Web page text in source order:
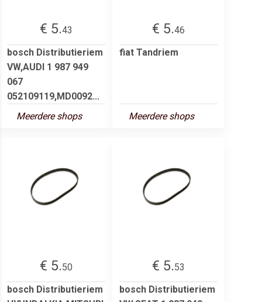
€ 5.43
bosch Distributieriem
VW,AUDI 1 987 949
067
052109119,MD0092...
Meerdere shops
€ 5.46
fiat Tandriem
Meerdere shops
€ 5.50
bosch Distributieriem
€ 5.53
bosch Distributieriem